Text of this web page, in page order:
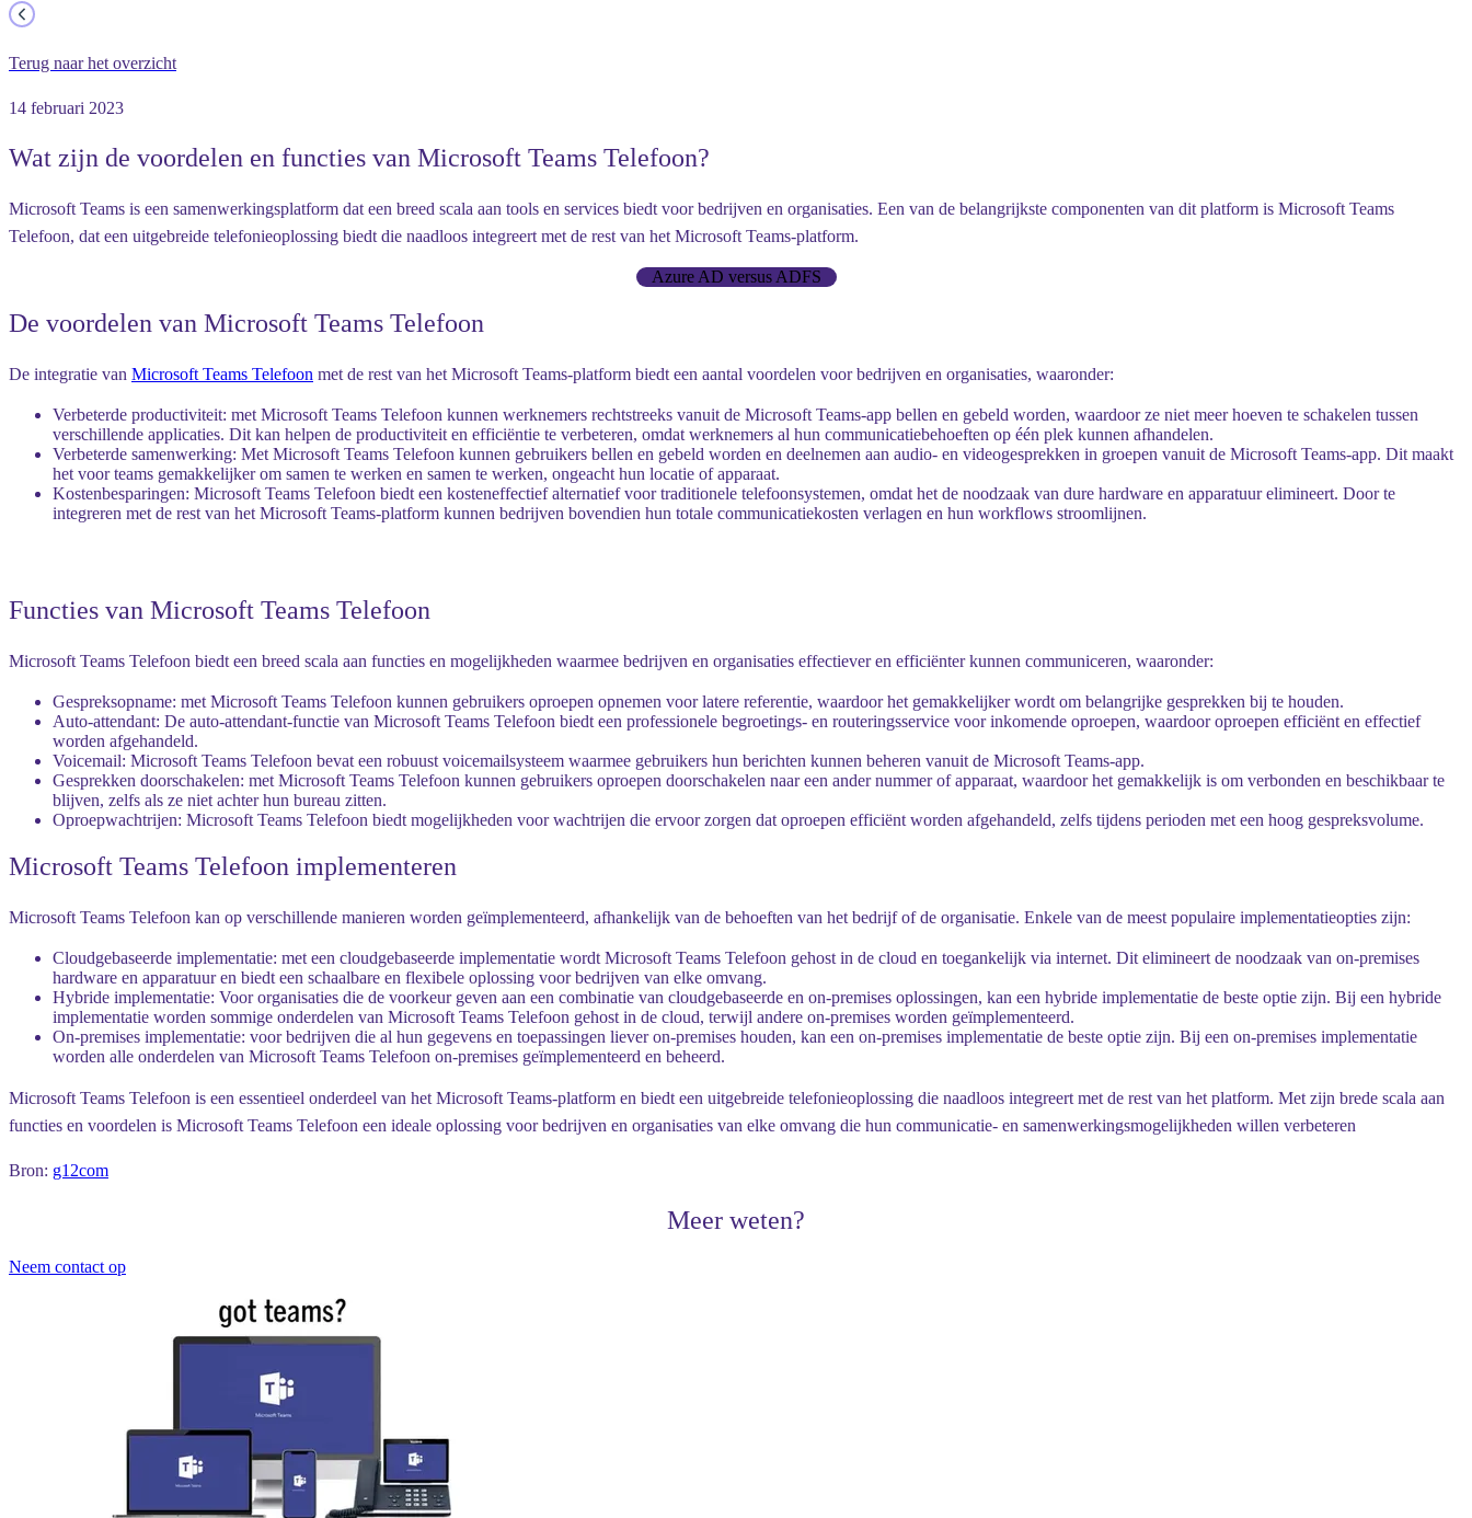
Terug naar het overzicht
14 februari 2023
Wat zijn de voordelen en functies van Microsoft Teams Telefoon?
Microsoft Teams is een samenwerkingsplatform dat een breed scala aan tools en services biedt voor bedrijven en organisaties. Een van de belangrijkste componenten van dit platform is Microsoft Teams
Telefoon, dat een uitgebreide telefonieoplossing biedt die naadloos integreert met de rest van het Microsoft Teams-platform.
Azure AD versus ADFS
De voordelen van Microsoft Teams Telefoon
De integratie van Microsoft Teams Telefoon met de rest van het Microsoft Teams-platform biedt een aantal voordelen voor bedrijven en organisaties, waaronder:
Verbeterde productiviteit: met Microsoft Teams Telefoon kunnen werknemers rechtstreeks vanuit de Microsoft Teams-app bellen en gebeld worden, waardoor ze niet meer hoeven te schakelen tussen
verschillende applicaties. Dit kan helpen de productiviteit en efficiëntie te verbeteren, omdat werknemers al hun communicatiebehoeften op één plek kunnen afhandelen.
Verbeterde samenwerking: Met Microsoft Teams Telefoon kunnen gebruikers bellen en gebeld worden en deelnemen aan audio- en videogesprekken in groepen vanuit de Microsoft Teams-app. Dit maakt
het voor teams gemakkelijker om samen te werken en samen te werken, ongeacht hun locatie of apparaat.
Kostenbesparingen: Microsoft Teams Telefoon biedt een kosteneffectief alternatief voor traditionele telefoonsystemen, omdat het de noodzaak van dure hardware en apparatuur elimineert. Door te
integreren met de rest van het Microsoft Teams-platform kunnen bedrijven bovendien hun totale communicatiekosten verlagen en hun workflows stroomlijnen.
Functies van Microsoft Teams Telefoon
Microsoft Teams Telefoon biedt een breed scala aan functies en mogelijkheden waarmee bedrijven en organisaties effectiever en efficiënter kunnen communiceren, waaronder:
Gespreksopname: met Microsoft Teams Telefoon kunnen gebruikers oproepen opnemen voor latere referentie, waardoor het gemakkelijker wordt om belangrijke gesprekken bij te houden.
Auto-attendant: De auto-attendant-functie van Microsoft Teams Telefoon biedt een professionele begroetings- en routeringsservice voor inkomende oproepen, waardoor oproepen efficiënt en effectief
worden afgehandeld.
Voicemail: Microsoft Teams Telefoon bevat een robuust voicemailsysteem waarmee gebruikers hun berichten kunnen beheren vanuit de Microsoft Teams-app.
Gesprekken doorschakelen: met Microsoft Teams Telefoon kunnen gebruikers oproepen doorschakelen naar een ander nummer of apparaat, waardoor het gemakkelijk is om verbonden en beschikbaar te
blijven, zelfs als ze niet achter hun bureau zitten.
Oproepwachtrijen: Microsoft Teams Telefoon biedt mogelijkheden voor wachtrijen die ervoor zorgen dat oproepen efficiënt worden afgehandeld, zelfs tijdens perioden met een hoog gespreksvolume.
Microsoft Teams Telefoon implementeren
Microsoft Teams Telefoon kan op verschillende manieren worden geïmplementeerd, afhankelijk van de behoeften van het bedrijf of de organisatie. Enkele van de meest populaire implementatieopties zijn:
Cloudgebaseerde implementatie: met een cloudgebaseerde implementatie wordt Microsoft Teams Telefoon gehost in de cloud en toegankelijk via internet. Dit elimineert de noodzaak van on-premises
hardware en apparatuur en biedt een schaalbare en flexibele oplossing voor bedrijven van elke omvang.
Hybride implementatie: Voor organisaties die de voorkeur geven aan een combinatie van cloudgebaseerde en on-premises oplossingen, kan een hybride implementatie de beste optie zijn. Bij een hybride
implementatie worden sommige onderdelen van Microsoft Teams Telefoon gehost in de cloud, terwijl andere on-premises worden geïmplementeerd.
On-premises implementatie: voor bedrijven die al hun gegevens en toepassingen liever on-premises houden, kan een on-premises implementatie de beste optie zijn. Bij een on-premises implementatie
worden alle onderdelen van Microsoft Teams Telefoon on-premises geïmplementeerd en beheerd.
Microsoft Teams Telefoon is een essentieel onderdeel van het Microsoft Teams-platform en biedt een uitgebreide telefonieoplossing die naadloos integreert met de rest van het platform. Met zijn brede scala aan
functies en voordelen is Microsoft Teams Telefoon een ideale oplossing voor bedrijven en organisaties van elke omvang die hun communicatie- en samenwerkingsmogelijkheden willen verbeteren
Bron: g12com
Meer weten?
Neem contact op